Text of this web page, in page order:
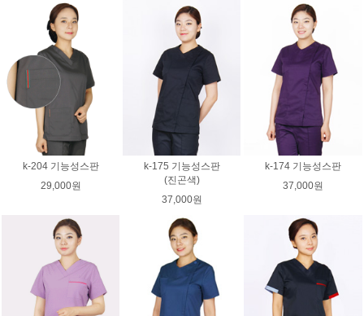
k-204 기능성스판
29,000원
k-175 기능성스판
(진곤색)
37,000원
k-174 기능성스판
37,000원